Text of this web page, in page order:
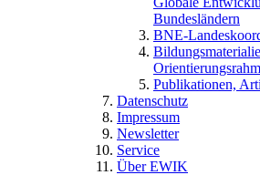
Bundesländern
BNE-
Publikationen,
Datenschutz
Impressum
Newsletter
Service
Über EWIK